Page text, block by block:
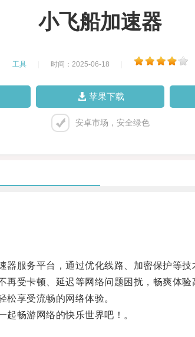
小飞船加速器
工具 时间：2025-06-18
苹果下载
安卓市场，安全绿色
务平台，通过优化线路、加密保护等技
受卡顿、延迟等网络问题困扰，畅爽体验
享受流畅的网络体验。
畅游网络的快乐世界吧！。